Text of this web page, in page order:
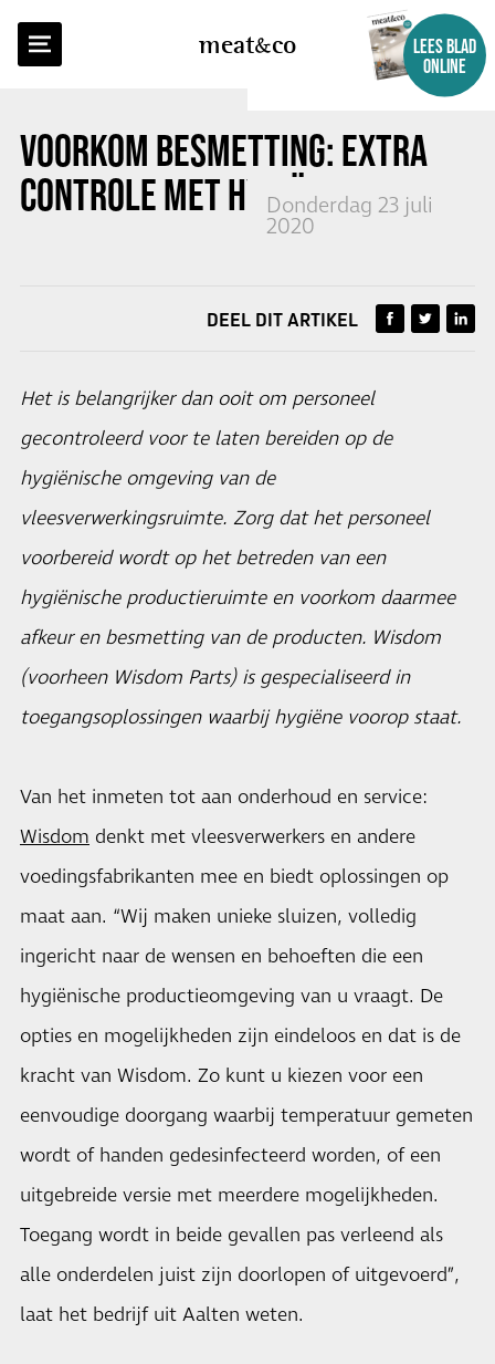
meatco
LEES BLAD
ONLINE
VOORKOM BESMETTING: EXTRA
CONTROLE MET HYGIËNESLUIS
Donderdag 23 juli
2020
TERUG NAAR OVERZICHT
DEEL DIT ARTIKEL
Het is belangrijker dan ooit om personeel
gecontroleerd voor te laten bereiden op de
hygiënische omgeving van de
vleesverwerkingsruimte. Zorg dat het personeel
voorbereid wordt op het betreden van een
hygiënische productieruimte en voorkom daarmee
afkeur en besmetting van de producten. Wisdom
(voorheen Wisdom Parts) is gespecialiseerd in
toegangsoplossingen waarbij hygiëne voorop staat.
Van het inmeten tot aan onderhoud en service:
Wisdom denkt met vleesverwerkers en andere
voedingsfabrikanten mee en biedt oplossingen op
maat aan. “Wij maken unieke sluizen, volledig
ingericht naar de wensen en behoeften die een
hygiënische productieomgeving van u vraagt. De
opties en mogelijkheden zijn eindeloos en dat is de
kracht van Wisdom. Zo kunt u kiezen voor een
eenvoudige doorgang waarbij temperatuur gemeten
wordt of handen gedesinfecteerd worden, of een
uitgebreide versie met meerdere mogelijkheden.
Toegang wordt in beide gevallen pas verleend als
alle onderdelen juist zijn doorlopen of uitgevoerd”,
laat het bedrijf uit Aalten weten.